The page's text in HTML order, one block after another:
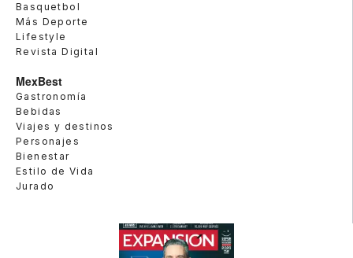
Basquetbol
Más Deporte
Lifestyle
Revista Digital
MexBest
Gastronomía
Bebidas
Viajes y destinos
Personajes
Bienestar
Estilo de Vida
Jurado